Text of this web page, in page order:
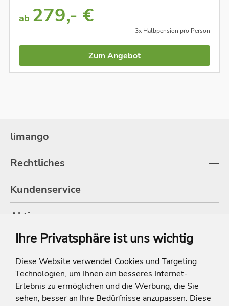
Ihre Privatsphäre ist uns wichtig
Diese Website verwendet Cookies und Targeting
Technologien, um Ihnen ein besseres Internet-
Erlebnis zu ermöglichen und die Werbung, die Sie
sehen, besser an Ihre Bedürfnisse anzupassen. Diese
ab 279,- €
3x Halbpension pro Person
Zum Angebot
limango
Rechtliches
Kundenservice
Aktionen
Shop
* Die Ersparnis bezieht sich auf die aktuellen Listenpreise der Hotels, bei
Paketangeboten auf die Summe der Preise der Einzelleistungen.
**Streichpreise beziehen sich auf die ursprünglichen Preise des Reiseveranstalters.